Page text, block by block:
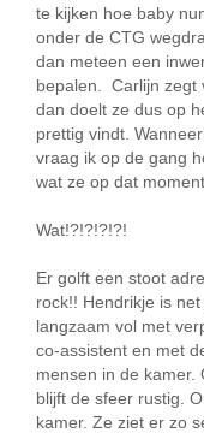
te kijken hoe baby
onder de CTG
dan meteen een
bepalen. Carlijn zegt
dan doelt ze dus op
prettig vindt.
vraag ik op de gang
wat ze op dat
Wat!?!?!?!?!
Er golft een stoot
rock!! Hendrikje is
langzaam vol met
co-assistent en met
mensen in de kamer.
blijft de sfeer rustig.
kamer. Ze ziet er zo